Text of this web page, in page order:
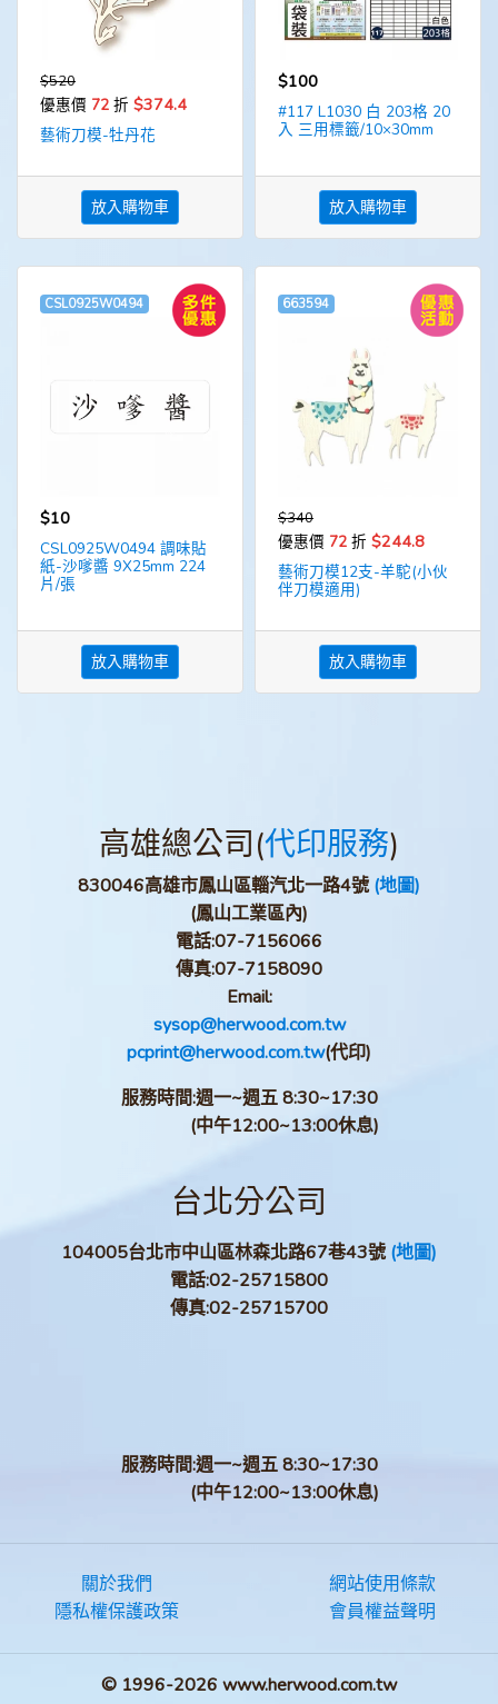
$520
優惠價 72 折 $374.4
藝術刀模-牡丹花
放入購物車
$100
#117 L1030 白 203格 20
入 三用標籤/10×30mm
放入購物車
CSL0925W0494
$10
CSL0925W0494 調味貼
紙-沙嗲醬 9X25mm 224
片/張
放入購物車
663594
$340
優惠價 72 折 $244.8
藝術刀模12支-羊駝(小伙
伴刀模適用)
放入購物車
高雄總公司(代印服務)
830046高雄市鳳山區輜汽北一路4號(地圖)
(鳳山工業區內)
電話:07-7156066
傳真:07-7158090
Email:
sysop@herwood.com.tw
pcprint@herwood.com.tw(代印)
服務時間:週一~週五 8:30~17:30
(中午12:00~13:00休息)
台北分公司
104005台北市中山區林森北路67巷43號(地圖)
電話:02-25715800
傳真:02-25715700
服務時間:週一~週五 8:30~17:30
(中午12:00~13:00休息)
關於我們
網站使用條款
隱私權保護政策
會員權益聲明
© 1996-2026 www.herwood.com.tw